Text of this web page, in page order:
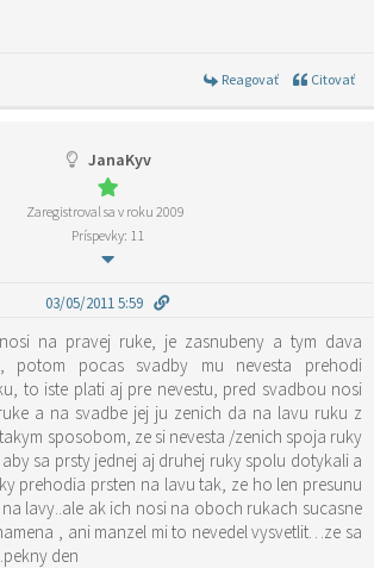
Reagovať Citovať
JanaKyv
Zaregistroval sa v roku 2009
Príspevky: 11
03/05/2011 5:59
na pravej ruke, je zasnubeny a tym dava
potom pocas svadby mu nevesta prehodi
to iste plati aj pre nevestu, pred svadbou nosi
a na svadbe jej ju zenich da na lavu ruku z
sposobom, ze si nevesta /zenich spoja ruky
sa prsty jednej aj druhej ruky spolu dotykali a
prehodia prsten na lavu tak, ze ho len presunu
lavy..ale ak ich nosi na oboch rukach sucasne
, ani manzel mi to nevedel vysvetlit…ze sa
den